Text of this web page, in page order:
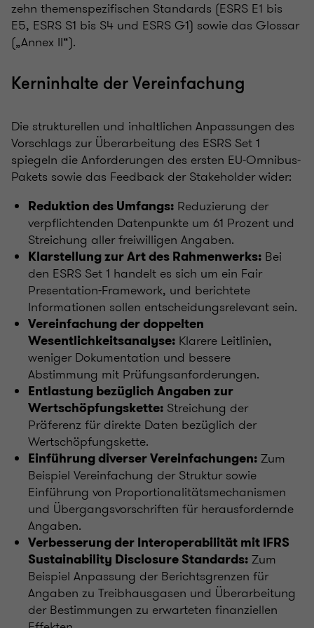
zehn themenspezifischen Standards (ESRS E1 bis
E5, ESRS S1 bis S4 und ESRS G1) sowie das Glossar
(„Annex II“).
Kerninhalte der Vereinfachung
Die strukturellen und inhaltlichen Anpassungen des
Vorschlags zur Überarbeitung des ESRS Set 1
spiegeln die Anforderungen des ersten EU-Omnibus-
Pakets sowie das Feedback der Stakeholder wider:
Reduktion des Umfangs: Reduzierung der
verpflichtenden Datenpunkte um 61 Prozent und
Streichung aller freiwilligen Angaben.
Klarstellung zur Art des Rahmenwerks: Bei
den ESRS Set 1 handelt es sich um ein Fair
Presentation-Framework, und berichtete
Informationen sollen entscheidungsrelevant sein.
Vereinfachung der doppelten
Wesentlichkeitsanalyse: Klarere Leitlinien,
weniger Dokumentation und bessere
Abstimmung mit Prüfungsanforderungen.
Entlastung bezüglich Angaben zur
Wertschöpfungskette: Streichung der
Präferenz für direkte Daten bezüglich der
Wertschöpfungskette.
Einführung diverser Vereinfachungen: Zum
Beispiel Vereinfachung der Struktur sowie
Einführung von Proportionalitätsmechanismen
und Übergangsvorschriften für herausfordernde
Angaben.
Verbesserung der Interoperabilität mit IFRS
Sustainability Disclosure Standards: Zum
Beispiel Anpassung der Berichtsgrenzen für
Angaben zu Treibhausgasen und Überarbeitung
der Bestimmungen zu erwarteten finanziellen